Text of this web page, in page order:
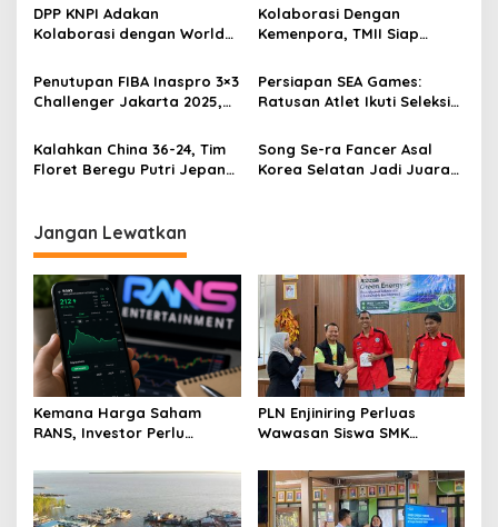
DPP KNPI Adakan
Kolaborasi dengan World
Moskow Rusia
Kolaborasi Dengan
Kemenpora, TMII Siap
Penutupan FIBA Inaspro 3×3
Challenger Jakarta 2025,
Kemajuan
Persiapan SEA Games:
Ratusan Atlet Ikuti Seleksi
GBK Arena
Kalahkan China 36-24, Tim
Floret Beregu Putri Jepang
Song Se-ra Fancer Asal
Korea Selatan Jadi Juara
Jangan Lewatkan
Kemana Harga Saham
RANS, Investor Perlu
Menghindari Spekulasi
Berlebihan
PLN Enjiniring Perluas
Wawasan Siswa SMK
Perubahan Iklim